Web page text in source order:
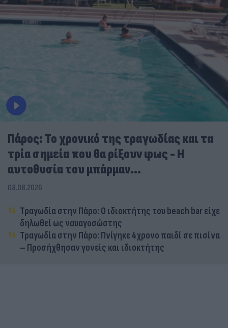
Πάρος: Το χρονικό της τραγωδίας και τα
τρία σημεία που θα ρίξουν φως - Η
αυτοθυσία του μπάρμαν...
08.08.2026
Τραγωδία στην Πάρο: Ο ιδιοκτήτης του beach bar είχε
δηλωθεί ως ναυαγοσώστης
Τραγωδία στην Πάρο: Πνίγηκε 4χρονο παιδί σε πισίνα
– Προσήχθησαν γονείς και ιδιοκτήτης